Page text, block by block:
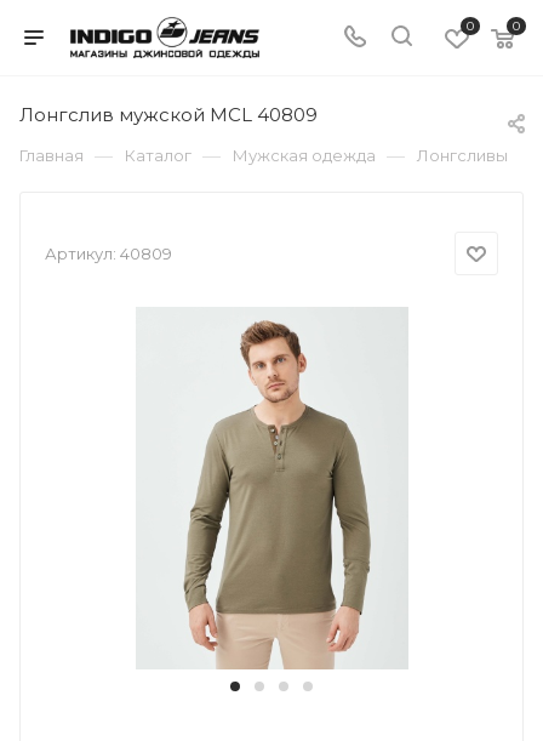
0 0
Лонгслив мужской MCL 40809
Главная — Каталог — Мужская одежда — Лонгсливы
Артикул: 40809